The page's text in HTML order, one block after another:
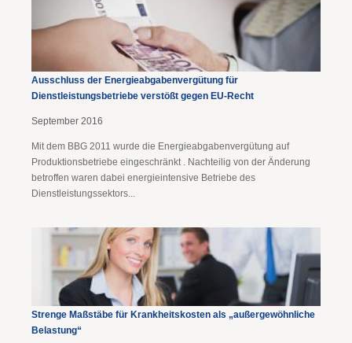
Ausschluss der Energieabgabenvergütung für
Dienstleistungsbetriebe verstößt gegen EU-Recht
September 2016
Mit dem BBG 2011 wurde die Energieabgabenvergütung auf
Produktionsbetriebe eingeschränkt . Nachteilig von der Änderung
betroffen waren dabei energieintensive Betriebe des
Dienstleistungssektors...
Strenge Maßstäbe für Krankheitskosten als „außergewöhnliche
Belastung“